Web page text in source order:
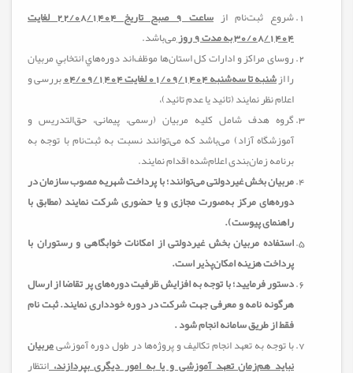
شروع ثبت‌نام از
ساعت 9 صبح تاریخ 22/08/1404 لغایت
30/08/1404 به مدت 9 روز
می‌باشد.
روسای مراکز و ادارات کل استان‌ها موظف‌اند دوره‌هاي انتخابي مربيان
را ازشنبه تا سه‌شنبه 01/09/1404 لغایت 04/09/1404
بررسی و
اعلام نظر نمایند (تائید یا عدم تائید)،
گروه هدف شامل کلیه مربیان (رسمی، پیمانی، حق‌التدریس و
آموزشگاه آزاد) می‌باشد که می‌توانند نسبت به ثبت‌نام با توجه به
برنامه زمان‌بندی اعلام‌شده اقدام نمایند.
مربیان بخش غیردولتی می‌توانند؛ با پرداخت شهریه مصوب سازمان در
دوره‌های مرکز به‌صورت مجازی و یا حضوری شرکت نمایند(مطابق با
راهنمای پیوست).
استفاده مربیان بخش غیردولتی از امکانات خوابگاهی و رستوران با
پرداخت هزینه امکان‌پذیر است.
دستور فرمایید؛ با توجه به افزایش ظرفیت دوره‌های پر تقاضا از ارسال
هرگونه نامه و معرفی جهت شرکت در دوره خودداری نمایند. ثبت نام
فقط از طریق سامانه انجام شود .
با توجه به تعهد انجام تکالیف و پروژه‌ها در طول دوره آموزشیمربیان
نباید هم‌زمان تعهد آموزشی و یا به امور دیگری بپردازند،انتظار